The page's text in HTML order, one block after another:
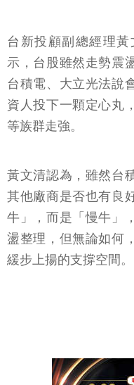
台新投顧副總經理
示，台股雖然走勢震
台積電、大立光法說
資人投下一顆定心丸
等族群走強。
黃文清認為，雖然台
其他廠商是否也有良
牛」，而是「慢牛」
盪整理，但無論如何
緩步上揚的支撐空間。